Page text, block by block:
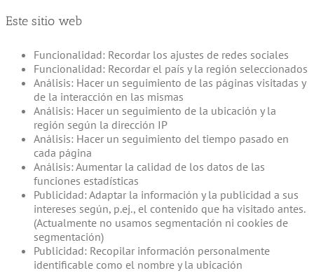
Este sitio web
Funcionalidad: Recordar los ajustes de redes sociales
Funcionalidad: Recordar el país y la región seleccionados
Análisis: Hacer un seguimiento de las páginas visitadas y
de la interacción en las mismas
Análisis: Hacer un seguimiento de la ubicación y la
región según la dirección IP
Análisis: Hacer un seguimiento del tiempo pasado en
cada página
Análisis: Aumentar la calidad de los datos de las
funciones estadísticas
Publicidad: Adaptar la información y la publicidad a sus
intereses según, p.ej., el contenido que ha visitado antes.
(Actualmente no usamos segmentación ni cookies de
segmentación)
Publicidad: Recopilar información personalmente
identificable como el nombre y la ubicación